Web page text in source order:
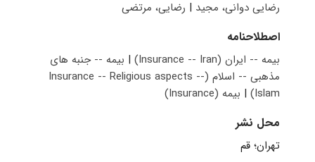
رضایی دوانی، مجید | رضایی، مرتضی
اصطلاحنامه
بیمه -- ایران (Insurance -- Iran) | بیمه -- جنبه های
مذهبی -- اسلام (Insurance -- Religious aspects --
Islam)
| بیمه (Insurance)
محل نشر
تهران؛ قم